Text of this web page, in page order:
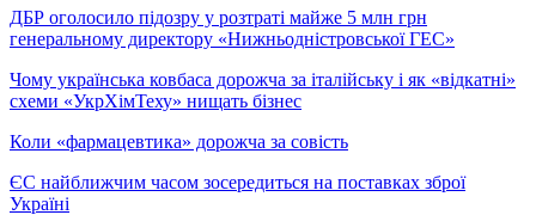
ДБР оголосило підозру у розтраті майже 5 млн грн
генеральному директору «Нижньодністровської ГЕС»
Чому українська ковбаса дорожча за італійську і як «відкатні»
схеми «УкрХімТеху» нищать бізнес
Коли «фармацевтика» дорожча за совість
ЄС найближчим часом зосередиться на поставках зброї
Україні